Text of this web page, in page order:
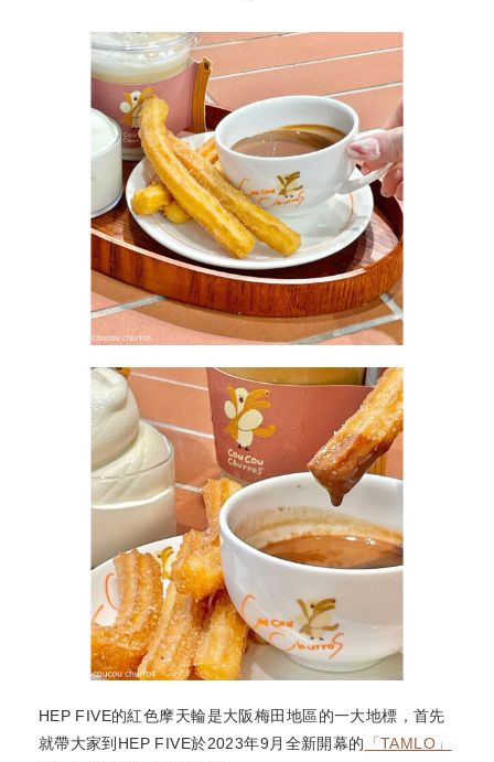
HEP FIVE的紅色摩天輪是大阪梅田地區的一大地標，首先
就帶大家到HEP FIVE於2023年9月全新開幕的
「TAMLO」